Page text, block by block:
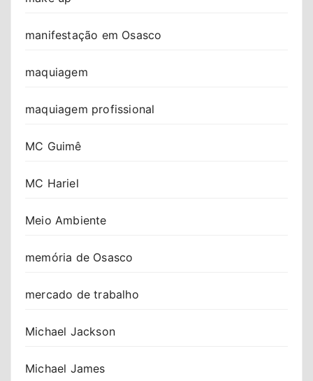
manifestação em Osasco
maquiagem
maquiagem profissional
MC Guimê
MC Hariel
Meio Ambiente
memória de Osasco
mercado de trabalho
Michael Jackson
Michael James